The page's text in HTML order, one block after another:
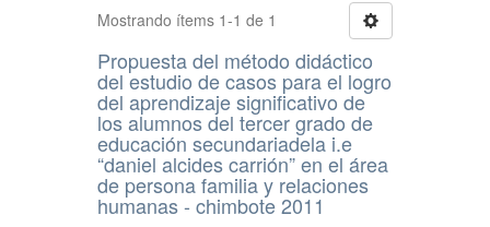
Mostrando ítems 1-1 de 1
Propuesta del método didáctico
del estudio de casos para el logro
del aprendizaje significativo de
los alumnos del tercer grado de
educación secundariadela i.e
“daniel alcides carrión” en el área
de persona familia y relaciones
humanas - chimbote 2011